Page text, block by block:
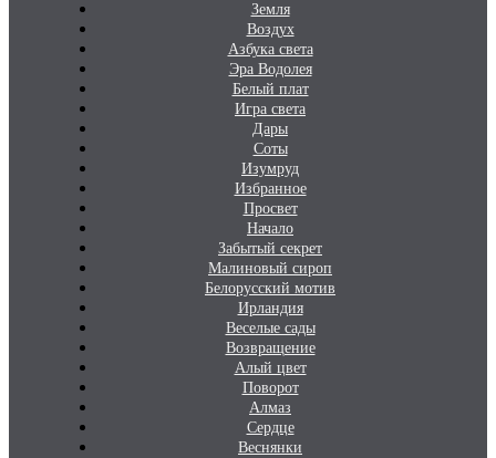
Земля
Воздух
Азбука света
Эра Водолея
Белый плат
Игра света
Дары
Соты
Изумруд
Избранное
Просвет
Начало
Забытый секрет
Малиновый сироп
Белорусский мотив
Ирландия
Веселые сады
Возвращение
Алый цвет
Поворот
Алмаз
Сердце
Веснянки